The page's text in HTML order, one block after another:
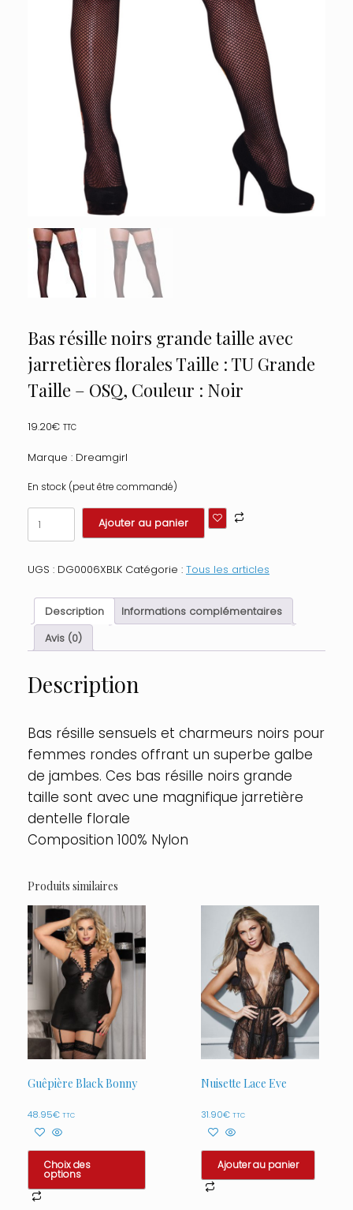
Bas résille noirs grande taille avec
jarretières florales Taille : TU Grande
Taille – OSQ, Couleur : Noir
19.20€ TTC
Marque : Dreamgirl
En stock (peut être commandé)
quantité
de
Bas
noirs
taille
avec
jarretières
florales
:
TU
Taille
-
OSQ,
Couleur
Noir
Ajouter au panier
UGS : DG0006XBLK Catégorie : Tous les articles
Description
Informations complémentaires
Avis (0)
Description
Bas résille sensuels et charmeurs noirs pour
femmes rondes offrant un superbe galbe
de jambes. Ces bas résille noirs grande
taille sont avec une magnifique jarretière
dentelle florale
Composition 100% Nylon
Produits similaires
Guêpière Black Bonny
48.95€ TTC
Choix des
options
Nuisette Lace Eve
31.90€ TTC
Ajouter au panier